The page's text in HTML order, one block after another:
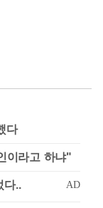
다
이라고 하냐"